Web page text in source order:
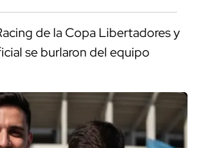
de la Copa Libertadores y
se burlaron del equipo